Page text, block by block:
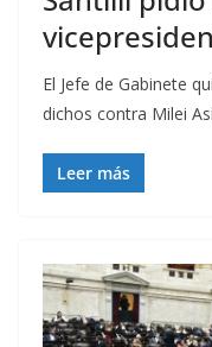
El Jefe de Gabinete
dichos contra Milei
Leer más